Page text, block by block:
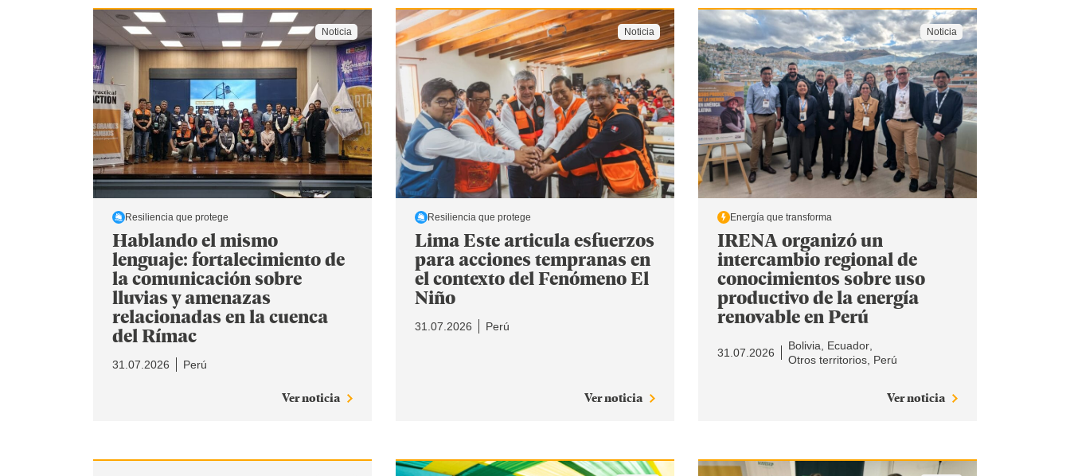
Noticia
Resiliencia que protege
Hablando el mismo
lenguaje: fortalecimiento de
la comunicación sobre
lluvias y amenazas
relacionadas en la cuenca
del Rímac
31.07.2026 Perú
Ver noticia
Noticia
Resiliencia que protege
Lima Este articula esfuerzos
para acciones tempranas en
el contexto del Fenómeno El
Niño
31.07.2026 Perú
Ver noticia
Noticia
Energía que transforma
IRENA organizó un
intercambio regional de
conocimientos sobre uso
productivo de la energía
renovable en Perú
31.07.2026
Bolivia
Ecuador
Otros territorios Perú
Ver noticia